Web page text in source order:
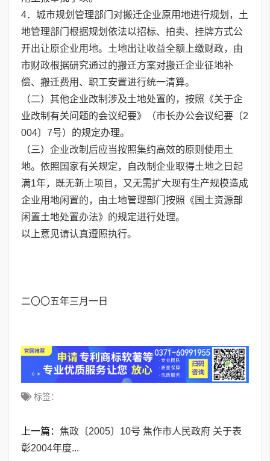
4．城市规划管理部门对搬迁企业原用地进行规划，土
地管理部门根据规划依法以招标、拍卖、挂牌方式公
开出让原企业用地。土地出让收益全额上缴财政，由
市财政根据研究通过的搬迁方案对搬迁企业征地补
偿、搬迁费用、职工安置进行统一清算。
（二）其他企业改制涉及土地处置的，按照《关于企
业改制有关问题的会议纪要》（市长办公会议纪要〔2
004〕7号）的规定办理。
（三）企业改制后应当按照集约高效的原则使用土
地。依照国家有关规定，自改制企业取得土地之日起
满1年，既无新上项目，又无需扩大现有生产规模造成
企业用地闲置的，由土地管理部门按照《国土资源部
闲置土地处置办法》的规定进行处理。
以上意见请认真遵照执行。
二〇〇五年三月一日
标签：
上一篇： 焦政〔2005〕10号 焦作市人民政府 关于表
彰2004年度...